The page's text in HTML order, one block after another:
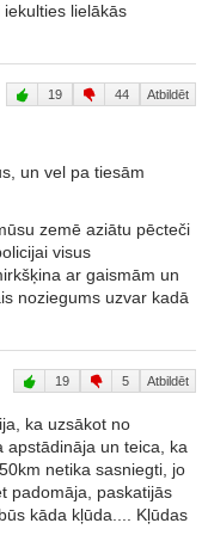
lielākās
19 44 Atbildēt
un vel pa tiesām
zemē aziātu pēcteči
visus
ar gaismām un
noziegums uzvar kadā
19 5 Atbildēt
apstādināja un teica, ka
netika sasniegti, jo
padomāja, paskatijās
kāda kļūda.... Kļūdas